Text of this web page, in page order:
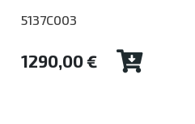
5137C003
1290,00 €